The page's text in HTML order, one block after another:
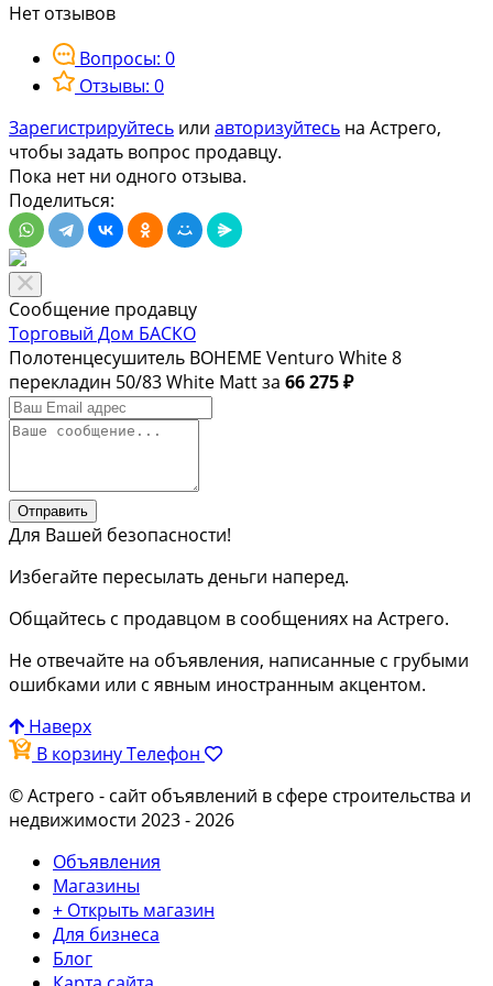
Нет отзывов
Вопросы: 0
Отзывы: 0
Зарегистрируйтесь или авторизуйтесь на Астрего,
чтобы задать вопрос продавцу.
Пока нет ни одного отзыва.
Поделиться:
Сообщение продавцу
Торговый Дом БАСКО
Полотенцесушитель BOHEME Venturo White 8
перекладин 50/83 White Matt за 66 275 ₽
Отправить
Для Вашей безопасности!
Избегайте пересылать деньги наперед.
Общайтесь с продавцом в сообщениях на Астрего.
Не отвечайте на объявления, написанные с грубыми
ошибками или с явным иностранным акцентом.
Наверх
В корзинуТелефон
© Астрего - сайт объявлений в сфере строительства и
недвижимости 2023 - 2026
Объявления
Магазины
+ Открыть магазин
Для бизнеса
Блог